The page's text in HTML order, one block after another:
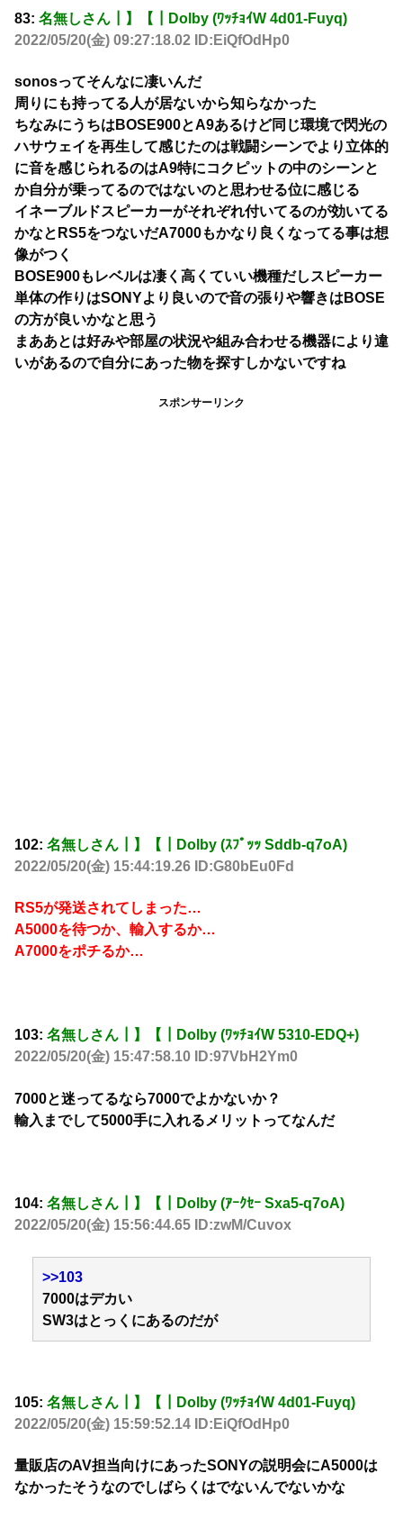
83: 名無しさん┃】【┃Dolby (ﾜｯﾁｮｲW 4d01-Fuyq)
2022/05/20(金) 09:27:18.02 ID:EiQfOdHp0
sonosってそんなに凄いんだ
周りにも持ってる人が居ないから知らなかった
ちなみにうちはBOSE900とA9あるけど同じ環境で閃光の
ハサウェイを再生して感じたのは戦闘シーンでより立体的
に音を感じられるのはA9特にコクピットの中のシーンと
か自分が乗ってるのではないのと思わせる位に感じる
イネーブルドスピーカーがそれぞれ付いてるのが効いてる
かなとRS5をつないだA7000もかなり良くなってる事は想
像がつく
BOSE900もレベルは凄く高くていい機種だしスピーカー
単体の作りはSONYより良いので音の張りや響きはBOSE
の方が良いかなと思う
まああとは好みや部屋の状況や組み合わせる機器により違
いがあるので自分にあった物を探すしかないですね
スポンサーリンク
102: 名無しさん┃】【┃Dolby (ｽﾌﾟｯｯ Sddb-q7oA)
2022/05/20(金) 15:44:19.26 ID:G80bEu0Fd
RS5が発送されてしまった…
A5000を待つか、輸入するか…
A7000をポチるか…
103: 名無しさん┃】【┃Dolby (ﾜｯﾁｮｲW 5310-EDQ+)
2022/05/20(金) 15:47:58.10 ID:97VbH2Ym0
7000と迷ってるなら7000でよかないか？
輸入までして5000手に入れるメリットってなんだ
104: 名無しさん┃】【┃Dolby (ｱｰｸｾｰ Sxa5-q7oA)
2022/05/20(金) 15:56:44.65 ID:zwM/Cuvox
>>103
7000はデカい
SW3はとっくにあるのだが
105: 名無しさん┃】【┃Dolby (ﾜｯﾁｮｲW 4d01-Fuyq)
2022/05/20(金) 15:59:52.14 ID:EiQfOdHp0
量販店のAV担当向けにあったSONYの説明会にA5000は
なかったそうなのでしばらくはでないんでないかな